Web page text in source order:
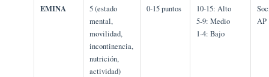
EMINA
5 (estado
mental,
movilidad,
incontinencia,
nutrición,
actividad)
0-15 puntos
10-15: Alto
5-9: Medio
1-4: Bajo
AP